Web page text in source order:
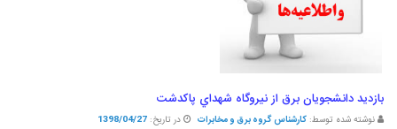
بازديد دانشجويان برق از نيروگاه شهداي پاکدشت
نوشته شده توسط: کارشناس گروه برق و مخابرات در تاریخ: 1398/04/27